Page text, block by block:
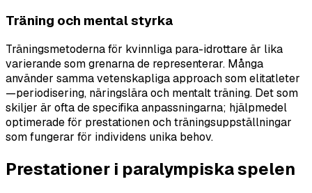
Träning och mental styrka
Träningsmetoderna för kvinnliga para-idrottare är lika
varierande som grenarna de representerar. Många
använder samma vetenskapliga approach som elitatleter
—periodisering, näringslära och mentalt träning. Det som
skiljer är ofta de specifika anpassningarna; hjälpmedel
optimerade för prestationen och träningsuppställningar
som fungerar för individens unika behov.
Prestationer i paralympiska spelen